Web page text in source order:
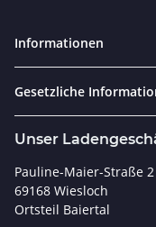
Informationen
Gesetzliche
Unser
Pauline-Maier-Straße 2
69168 Wiesloch
Ortsteil Baiertal